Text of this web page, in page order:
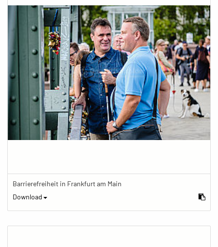
Barrierefreiheit in Frankfurt am Main
Download